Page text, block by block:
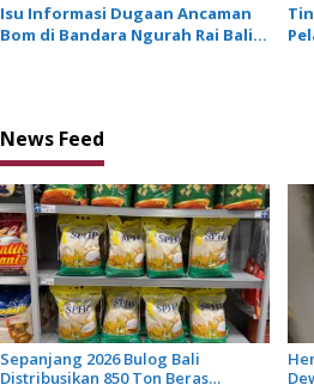
Isu Informasi Dugaan Ancaman
Bom di Bandara Ngurah Rai Bali
News Feed
Sepanjang 2026 Bulog Bali
Distribusikan 850 Ton Beras